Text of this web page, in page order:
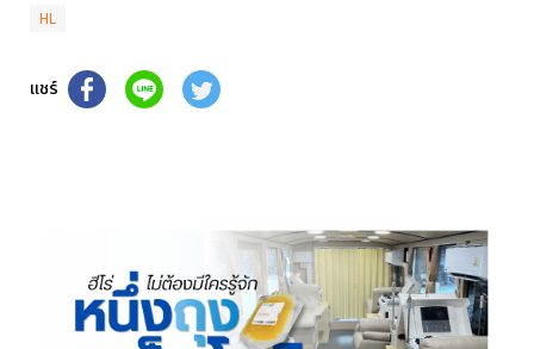
HL
แชร์